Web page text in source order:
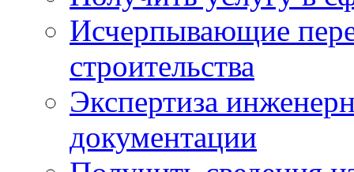
Исчерпывающие
строительства
Экспертиза
документации